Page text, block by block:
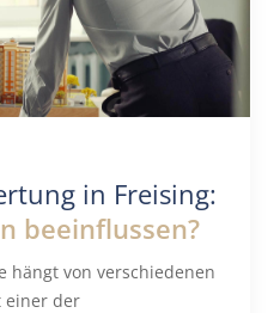
in Freising:
beeinflussen?
hängt von verschiedenen
einer der